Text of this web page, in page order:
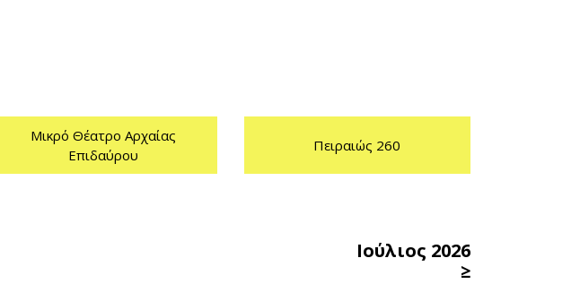
Μικρό Θέατρο Αρχαίας
Επιδαύρου
Πειραιώς 260
Ιούλιος 2026
≥